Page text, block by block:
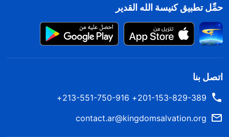
حمِّل تطبيق كنيسة الله القدير
اتصل بنا
201-153-829-389+ 213-551-750-916+
contact.ar@kingdomsalvation.org